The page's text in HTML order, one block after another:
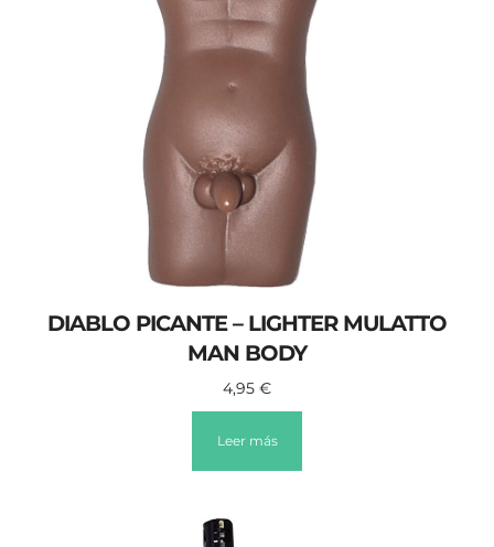
DIABLO PICANTE – LIGHTER MULATTO
MAN BODY
4,95 €
Leer más